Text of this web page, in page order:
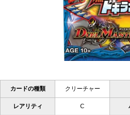
カードの種類 クリーチャー
レアリティ C